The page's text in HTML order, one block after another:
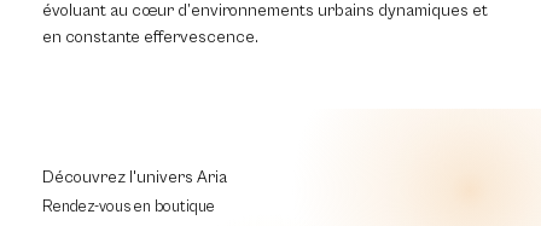
évoluant au cœur d’environnements urbains dynamiques et
en constante effervescence.
Rendez-vous en boutique
Découvrez l'univers Aria